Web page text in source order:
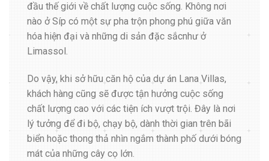
đầu thế giới về chất lượng cuộc sống. Không nơi
nào ở Síp có một sự pha trộn phong phú giữa văn
hóa hiện đại và những di sản đặc sắcnhư ở
Limassol.
Do vậy, khi sở hữu căn hộ của dự án Lana Villas,
khách hàng cũng sẽ được tận hưởng cuộc sống
chất lượng cao với các tiện ích vượt trội. Đây là nơi
lý tưởng để đi bộ, chạy bộ, dành thời gian trên bãi
biển hoặc thong thả nhìn ngắm thành phố dưới bóng
mát của những cây cọ lớn.